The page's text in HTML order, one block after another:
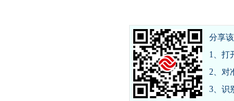
分享
1、打
2、对
3、识